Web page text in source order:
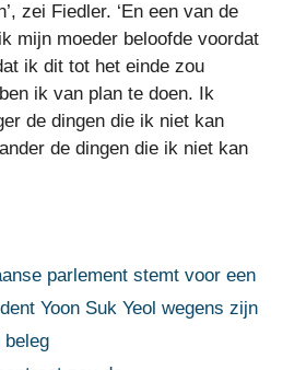
zei Fiedler. ‘En een van de
mijn moeder beloofde voordat
ik dit tot het einde zou
ik van plan te doen. Ik
de dingen die ik niet kan
de dingen die ik niet kan
parlement stemt voor een
Yoon Suk Yeol wegens zijn
beleg